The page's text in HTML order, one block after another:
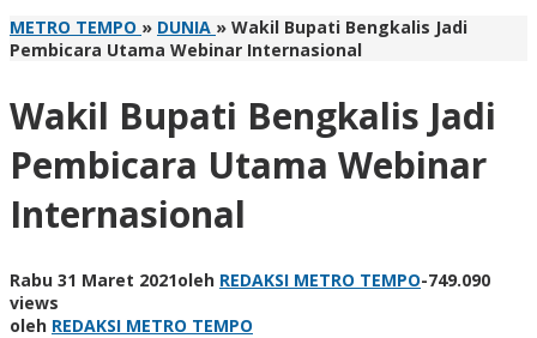
METRO TEMPO » DUNIA » Wakil Bupati Bengkalis Jadi
Pembicara Utama Webinar Internasional
Wakil Bupati Bengkalis Jadi
Pembicara Utama Webinar
Internasional
Rabu 31 Maret 2021oleh REDAKSI METRO TEMPO-749.090
views
oleh REDAKSI METRO TEMPO